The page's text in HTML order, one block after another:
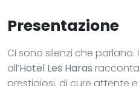
Presentazione
Ci sono silenzi che
all’Hotel Les Haras
prestigiosi, di cure attente